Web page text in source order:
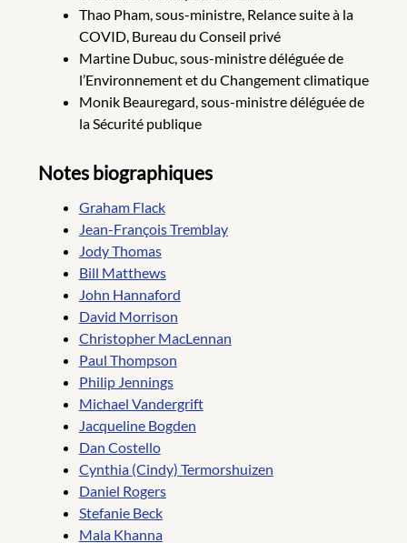
Thao Pham, sous-ministre, Relance suite à la
COVID, Bureau du Conseil privé
Martine Dubuc, sous-ministre déléguée de
l’Environnement et du Changement climatique
Monik Beauregard, sous-ministre déléguée de
la Sécurité publique
Notes biographiques
Graham Flack
Jean-François Tremblay
Jody Thomas
Bill Matthews
John Hannaford
David Morrison
Christopher MacLennan
Paul Thompson
Philip Jennings
Michael Vandergrift
Jacqueline Bogden
Dan Costello
Cynthia (Cindy) Termorshuizen
Daniel Rogers
Stefanie Beck
Mala Khanna